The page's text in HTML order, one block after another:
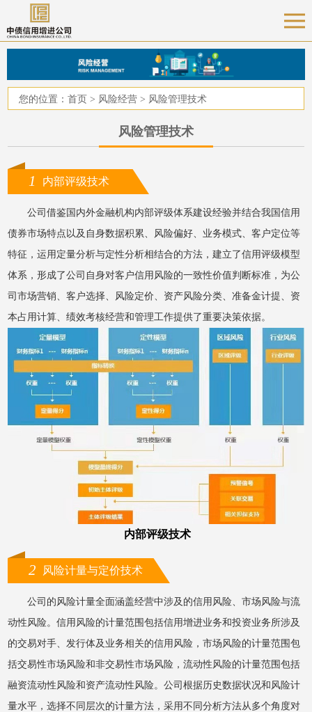
您的位置：首页 > 风险经营 > 风险管理技术
风险管理技术
1 内部评级技术
公司借鉴国内外金融机构内部评级体系建设经验并结合我国信用
债券市场特点以及自身数据积累、风险偏好、业务模式、客户定位等
特征，运用定量分析与定性分析相结合的方法，建立了信用评级模型
体系，形成了公司自身对客户信用风险的一致性价值判断标准，为公
司市场营销、客户选择、风险定价、资产风险分类、准备金计提、资
本占用计算、绩效考核经营和管理工作提供了重要决策依据。
内部评级技术
2 风险计量与定价技术
公司的风险计量全面涵盖经营中涉及的信用风险、市场风险与流
动性风险。信用风险的计量范围包括信用增进业务和投资业务所涉及
的交易对手、发行体及业务相关的信用风险，市场风险的计量范围包
括交易性市场风险和非交易性市场风险，流动性风险的计量范围包括
融资流动性风险和资产流动性风险。公司根据历史数据状况和风险计
量水平，选择不同层次的计量方法，采用不同分析方法从多个角度对